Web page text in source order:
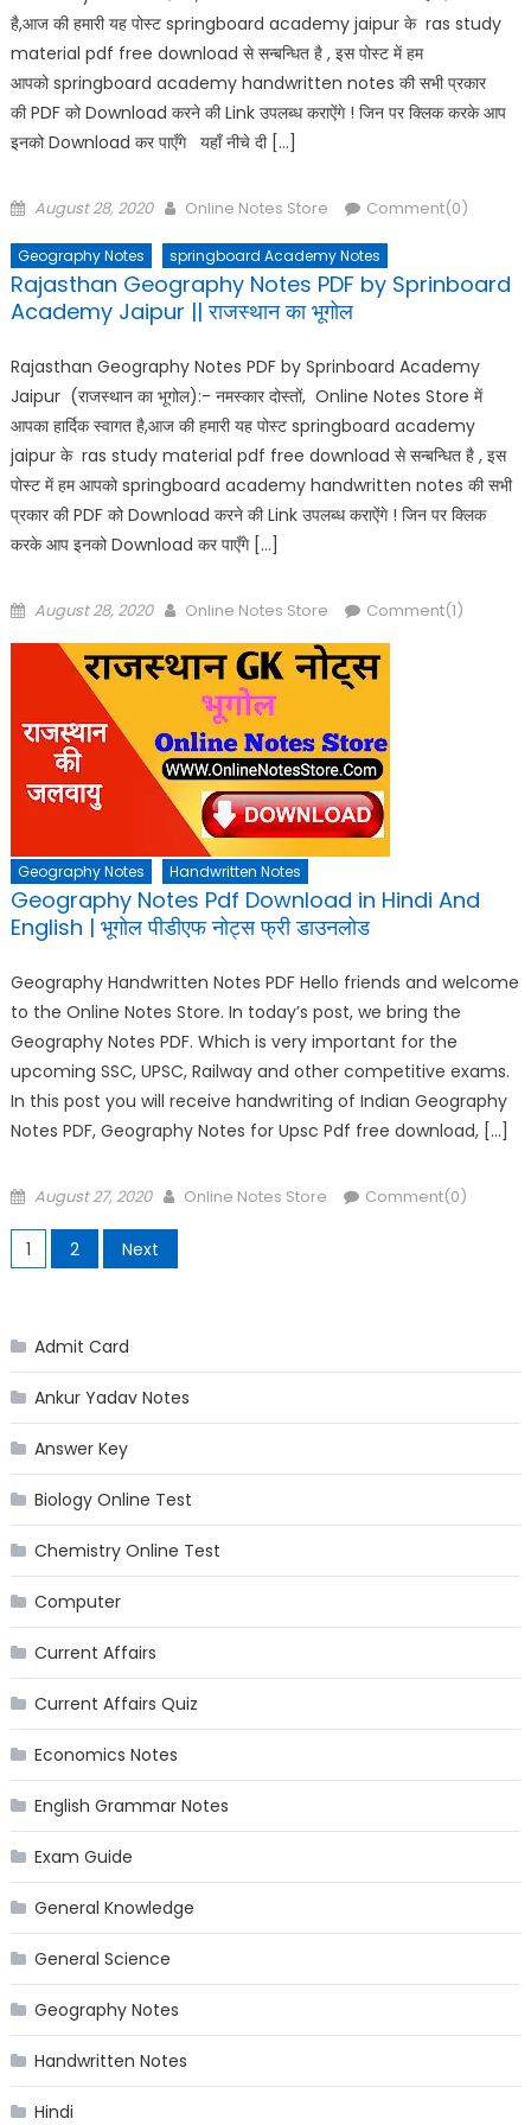
है,आज की हमारी यह पोस्ट springboard academy jaipur के ras study
material pdf free download से सन्बन्धित है , इस पोस्ट में हम
आपको springboard academy handwritten notes की सभी प्रकार
की PDF को Download करने की Link उपलब्ध कराऐंगे ! जिन पर क्लिक करके आप
इनको Download कर पाएँगे यहाँ नीचे दी […]
Posted
August 28, 2020 Author
Online Notes Store Comment(0)
Geography Notes springboard Academy Notes
Rajasthan Geography Notes PDF by Sprinboard
Academy Jaipur || राजस्थान का भूगोल
Rajasthan Geography Notes PDF by Sprinboard Academy
Jaipur (राजस्थान का भूगोल):- नमस्कार दोस्तों, Online Notes Store में
आपका हार्दिक स्वागत है,आज की हमारी यह पोस्ट springboard academy
jaipur के ras study material pdf free download से सन्बन्धित है , इस
पोस्ट में हम आपको springboard academy handwritten notes की सभी
प्रकार की PDF को Download करने की Link उपलब्ध कराऐंगे ! जिन पर क्लिक
करके आप इनको Download कर पाएँगे […]
Posted
August 28, 2020 Author
Online Notes Store Comment(1)
Geography Notes Handwritten Notes
Geography Notes Pdf Download in Hindi And
English | भूगोल पीडीएफ नोट्स फ्री डाउनलोड
Geography Handwritten Notes PDF Hello friends and welcome
to the Online Notes Store. In today’s post, we bring the
Geography Notes PDF. Which is very important for the
upcoming SSC, UPSC, Railway and other competitive exams.
In this post you will receive handwriting of Indian Geography
Notes PDF, Geography Notes for Upsc Pdf free download, […]
Posted
August 27, 2020 Author
Online Notes Store Comment(0)
Posts
1 2 Next
Admit Card
Ankur Yadav Notes
Answer Key
Biology Online Test
Chemistry Online Test
Computer
Current Affairs
Current Affairs Quiz
Economics Notes
English Grammar Notes
Exam Guide
General Knowledge
General Science
Geography Notes
Handwritten Notes
Hindi